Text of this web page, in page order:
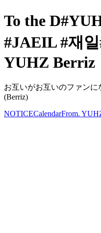
To the
#JAEIL #재
YUHZ Berriz
お互いがお互いのファン
(Berriz)
NOTICECalendarFrom.